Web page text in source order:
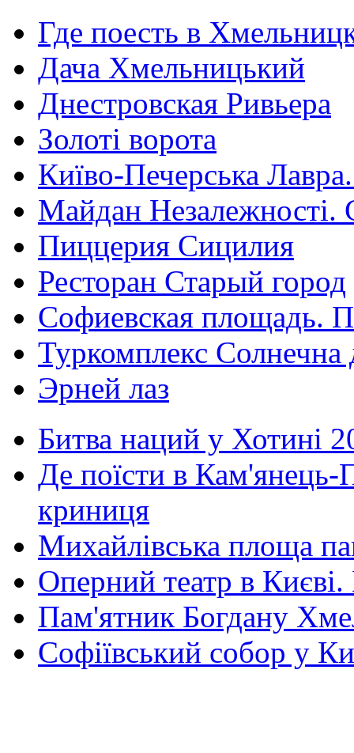
Где поесть в
Дача Хмельницький
Днестровская Ривьера
Золоті ворота
Київо-Печерська
Майдан Незалежності.
Пиццерия Сицилия
Ресторан Старый город
Софиевская площадь.
Туркомплекс Солнечна
Эрней лаз
Битва наций у Хотині
Де поїсти в Кам'янець-
криниця
Михайлівська площа
Оперний театр в
Пам'ятник Богдану
Софіївський собор у